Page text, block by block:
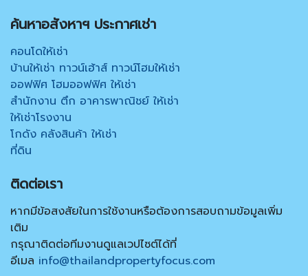
ค้นหาอสังหาฯ ประกาศเช่า
คอนโดให้เช่า
บ้านให้เช่า ทาวน์เฮ้าส์ ทาวน์โฮมให้เช่า
ออฟฟิศ โฮมออฟฟิศ ให้เช่า
สำนักงาน ตึก อาคารพาณิชย์ ให้เช่า
ให้เช่าโรงงาน
โกดัง คลังสินค้า ให้เช่า
ที่ดิน
ติดต่อเรา
หากมีข้อสงสัยในการใช้งานหรือต้องการสอบถามข้อมูลเพิ่ม
เติม
กรุณาติดต่อทีมงานดูแลเวปไซต์ได้ที่
อีเมล info@thailandpropertyfocus.com